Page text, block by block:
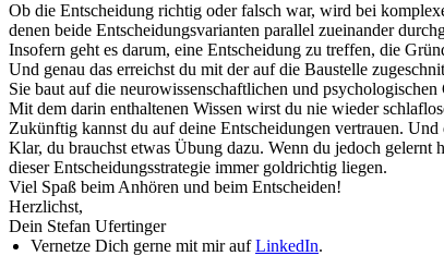
Ob die Entscheidung richtig oder falsch war, wird bei
denen beide Entscheidungsvarianten parallel zueinander
Insofern geht es darum, eine Entscheidung zu treffen, die
Und genau das erreichst du mit der auf die Baustelle
Sie baut auf die neurowissenschaftlichen und
Mit dem darin enthaltenen Wissen wirst du nie wieder
Zukünftig kannst du auf deine Entscheidungen vertrauen.
Klar, du brauchst etwas Übung dazu. Wenn du jedoch gelernt
dieser Entscheidungsstrategie immer goldrichtig liegen.
Viel Spaß beim Anhören und beim Entscheiden!
Herzlichst,
Dein Stefan Ufertinger
Vernetze Dich gerne mit mir aufLinkedIn.